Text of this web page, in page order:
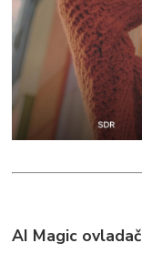
AI Magic ovladač